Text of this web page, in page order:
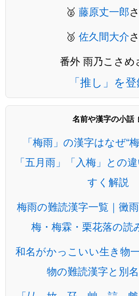
🥈 藤原丈一郎
🥉 佐久間大介
番外 雨乃こさめ
「推し」を
名前や漢字の小話
「梅雨」の漢字はなぜ“
「五月雨」「入梅」との
すく解説
梅雨の難読漢字一覧｜黴
梅・梅霖・栗花落の読
和名がかっこいい生き物
物の難読漢字と別